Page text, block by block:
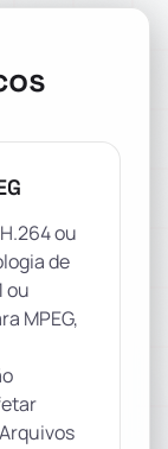
ou
de
ou
MPEG,